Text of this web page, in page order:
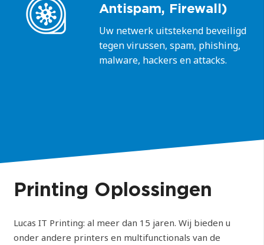
Antispam, Firewall)
Uw netwerk uitstekend beveiligd
tegen virussen, spam, phishing,
malware, hackers en attacks.
Printing Oplossingen
Lucas IT Printing: al meer dan 15 jaren. Wij bieden u
onder andere printers en multifunctionals van de